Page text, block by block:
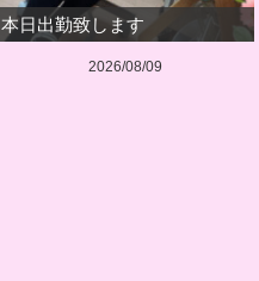
本日出勤致します
2026/08/09